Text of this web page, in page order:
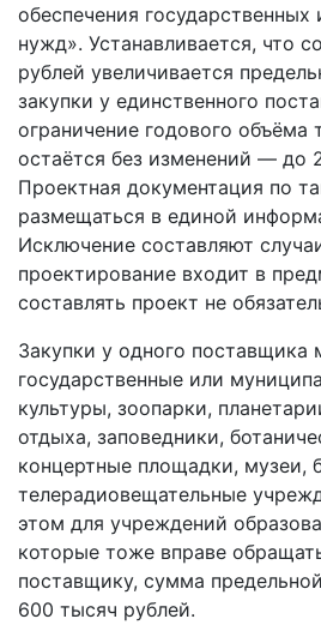
обеспечения
нужд». Устанавливается, что
рублей увеличивается
закупки у единственного
ограничение годового объёма
остаётся без изменений — до
Проектная документация по
размещаться в единой
Исключение составляют
проектирование входит в
составлять проект не
Закупки у одного поставщика
государственные или
культуры, зоопарки,
отдыха, заповедники,
концертные площадки, музеи,
телерадиовещательные
этом для учреждений
которые тоже вправе
поставщику, сумма
600 тысяч рублей.